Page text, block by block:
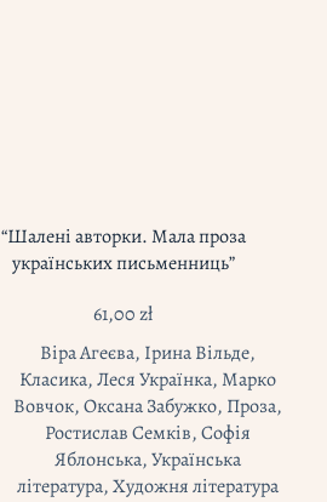
“Шалені авторки. Мала проза
українських письменниць”
61,00zł
Віра Агеєва, Ірина Вільде,
Класика,Леся Українка,Марко
Вовчок,Оксана Забужко, Проза,
Ростислав Семків,Софія
Яблонська,Українська
література,Художня література